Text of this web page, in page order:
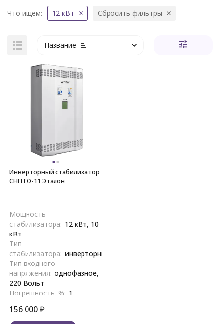
Что ищем: 12 кВт Сбросить фильтры
Название
Инверторный стабилизатор
СНПТО-11 Эталон
Мощность
стабилизатора: 12 кВт, 10
кВт
Тип
стабилизатора: инверторный
Тип входного
напряжения: однофазное,
220 Вольт
Погрешность, %: 1
156 000₽